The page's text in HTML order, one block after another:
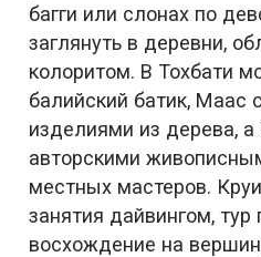
багги или слонах по
заглянуть в деревни,
колоритом. В Тохбати
балийский батик, Маас
изделиями из дерева, а
авторскими
местных мастеров.
занятия дайвингом,
восхождение на